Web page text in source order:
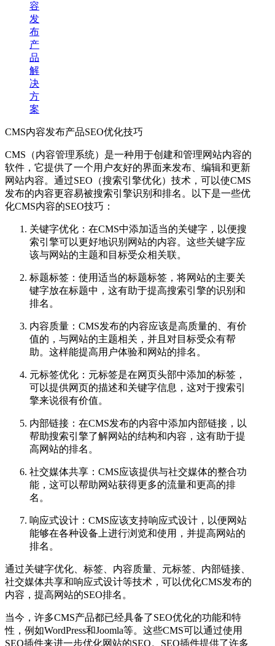
容
发
布
产
品
解
决
方
案
CMS内容发布产品SEO优化技巧
CMS（内容管理系统）是一种用于创建和管理网站内容的
软件，它提供了一个用户友好的界面来发布、编辑和更新
网站内容。通过SEO（搜索引擎优化）技术，可以使CMS
发布的内容更容易被搜索引擎识别和排名。以下是一些优
化CMS内容的SEO技巧：
关键字优化：在CMS中添加适当的关键字，以便搜
索引擎可以更好地识别网站的内容。这些关键字应
该与网站的主题和目标受众相关联。
标题标签：使用适当的标题标签，将网站的主要关
键字放在标题中，这有助于提高搜索引擎的识别和
排名。
内容质量：CMS发布的内容应该是高质量的、有价
值的，与网站的主题相关，并且对目标受众有帮
助。这样能提高用户体验和网站的排名。
元标签优化：元标签是在网页头部中添加的标签，
可以提供网页的描述和关键字信息，这对于搜索引
擎来说很有价值。
内部链接：在CMS发布的内容中添加内部链接，以
帮助搜索引擎了解网站的结构和内容，这有助于提
高网站的排名。
社交媒体共享：CMS应该提供与社交媒体的整合功
能，这可以帮助网站获得更多的流量和更高的排
名。
响应式设计：CMS应该支持响应式设计，以便网站
能够在各种设备上进行浏览和使用，并提高网站的
排名。
通过关键字优化、标签、内容质量、元标签、内部链接、
社交媒体共享和响应式设计等技术，可以优化CMS发布的
内容，提高网站的SEO排名。
当今，许多CMS产品都已经具备了SEO优化的功能和特
性，例如WordPress和Joomla等。这些CMS可以通过使用
SEO插件来进一步优化网站的SEO。SEO插件提供了许多